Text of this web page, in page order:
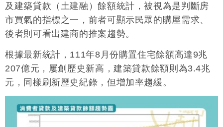
及建築貸款（土建融）餘額統計，被視為是判斷房
市買氣的指標之一，前者可顯示民眾的購屋需求、
後者則可看出建商的推案趨勢。
根據最新統計，111年8月份購置住宅餘額高達9兆
207億元，屢創歷史新高，建築貸款餘額則為3.4兆
元，同樣刷新歷史紀錄，但增加率趨緩。